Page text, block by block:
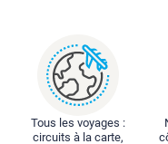
Tous les voyages :
circuits à la carte,